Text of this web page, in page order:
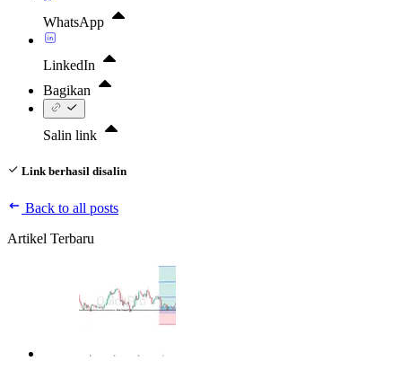
WhatsApp
LinkedIn
Bagikan
Salin link
Link berhasil disalin
Back to all posts
Artikel Terbaru